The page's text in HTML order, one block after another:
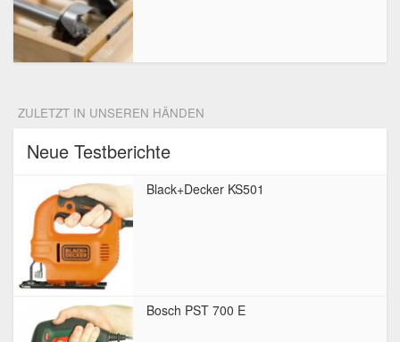
ZULETZT IN UNSEREN HÄNDEN
Neue Testberichte
Black+Decker KS501
Bosch PST 700 E